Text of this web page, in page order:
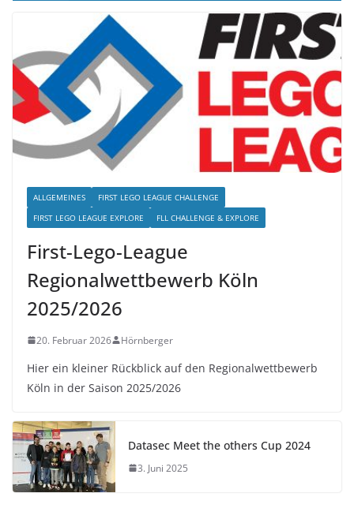
ALLGEMEINES
FIRST LEGO LEAGUE CHALLENGE
FIRST LEGO LEAGUE EXPLORE
FLL CHALLENGE & EXPLORE
First-Lego-League
Regionalwettbewerb Köln
2025/2026
20. Februar 2026 Hörnberger
Hier ein kleiner Rückblick auf den Regionalwettbewerb
Köln in der Saison 2025/2026
Datasec Meet the others Cup 2024
3. Juni 2025